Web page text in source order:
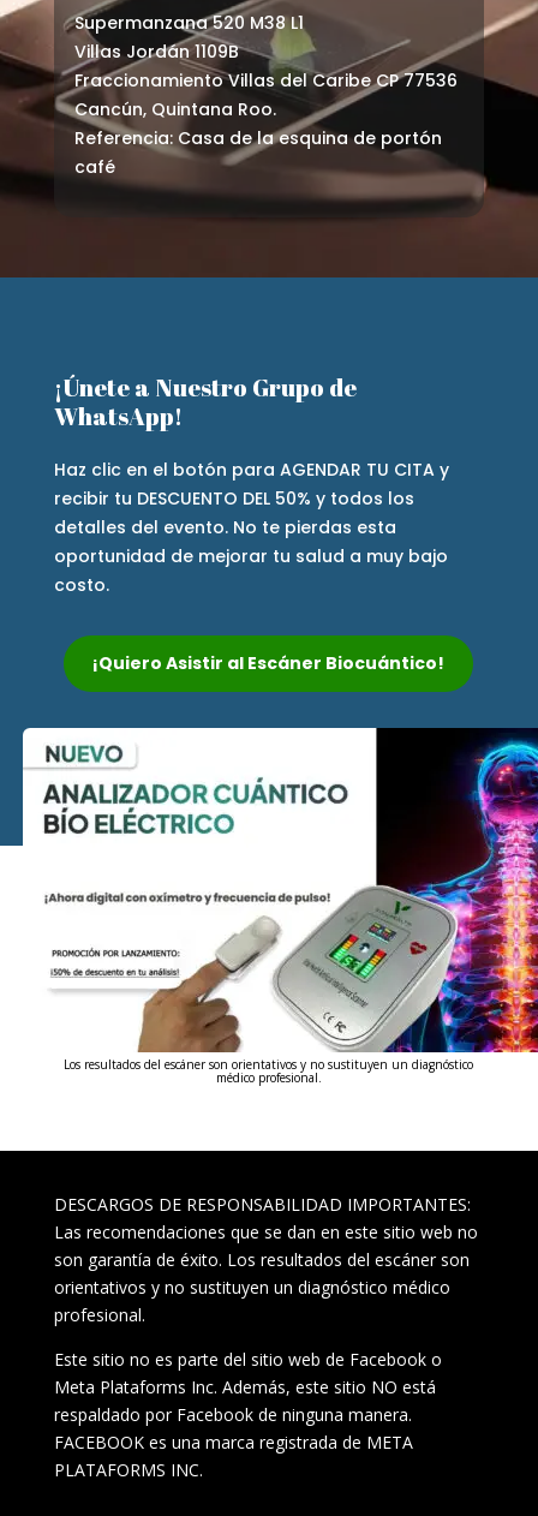
Supermanzana 520 M38 L1
Villas Jordán 1109B
Fraccionamiento Villas del Caribe CP 77536
Cancún, Quintana Roo.
Referencia: Casa de la esquina de portón
café
¡Únete a Nuestro Grupo de
WhatsApp!
Haz clic en el botón para AGENDAR TU CITA y
recibir tu DESCUENTO DEL 50% y todos los
detalles del evento. No te pierdas esta
oportunidad de mejorar tu salud a muy bajo
costo.
¡Quiero Asistir al Escáner Biocuántico!
Los resultados del escáner son orientativos y no sustituyen un diagnóstico
médico profesional.
DESCARGOS DE RESPONSABILIDAD IMPORTANTES:
Las recomendaciones que se dan en este sitio web no
son garantía de éxito. Los resultados del escáner son
orientativos y no sustituyen un diagnóstico médico
profesional.
Este sitio no es parte del sitio web de Facebook o
Meta Plataforms Inc. Además, este sitio NO está
respaldado por Facebook de ninguna manera.
FACEBOOK es una marca registrada de META
PLATAFORMS INC.